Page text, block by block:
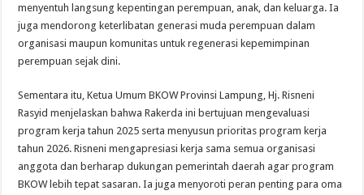
menyentuh langsung kepentingan perempuan, anak, dan keluarga. Ia
juga mendorong keterlibatan generasi muda perempuan dalam
organisasi maupun komunitas untuk regenerasi kepemimpinan
perempuan sejak dini.
Sementara itu, Ketua Umum BKOW Provinsi Lampung, Hj. Risneni
Rasyid menjelaskan bahwa Rakerda ini bertujuan mengevaluasi
program kerja tahun 2025 serta menyusun prioritas program kerja
tahun 2026. Risneni mengapresiasi kerja sama semua organisasi
anggota dan berharap dukungan pemerintah daerah agar program
BKOW lebih tepat sasaran. Ia juga menyoroti peran penting para oma